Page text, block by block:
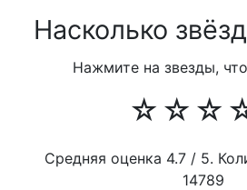
Насколько
Нажмите на звезды,
☆
☆
☆
Средняя оценка 4.7 / 5.
14789